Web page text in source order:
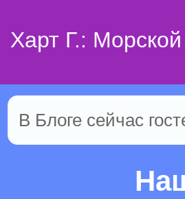
Харт Г.:
В Блоге сейчас